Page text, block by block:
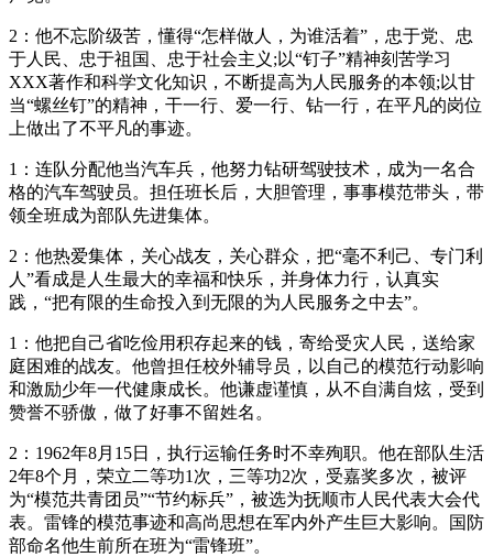
2：他不忘阶级苦，懂得“怎样做人，为谁活着”，忠于党、忠
于人民、忠于祖国、忠于社会主义;以“钉子”精神刻苦学习
XXX著作和科学文化知识，不断提高为人民服务的本领;以甘
当“螺丝钉”的精神，干一行、爱一行、钻一行，在平凡的岗位
上做出了不平凡的事迹。
1：连队分配他当汽车兵，他努力钻研驾驶技术，成为一名合
格的汽车驾驶员。担任班长后，大胆管理，事事模范带头，带
领全班成为部队先进集体。
2：他热爱集体，关心战友，关心群众，把“毫不利己、专门利
人”看成是人生最大的幸福和快乐，并身体力行，认真实
践，“把有限的生命投入到无限的为人民服务之中去”。
1：他把自己省吃俭用积存起来的钱，寄给受灾人民，送给家
庭困难的战友。他曾担任校外辅导员，以自己的模范行动影响
和激励少年一代健康成长。他谦虚谨慎，从不自满自炫，受到
赞誉不骄傲，做了好事不留姓名。
2：1962年8月15日，执行运输任务时不幸殉职。他在部队生活
2年8个月，荣立二等功1次，三等功2次，受嘉奖多次，被评
为“模范共青团员”“节约标兵”，被选为抚顺市人民代表大会代
表。雷锋的模范事迹和高尚思想在军内外产生巨大影响。国防
部命名他生前所在班为“雷锋班”。